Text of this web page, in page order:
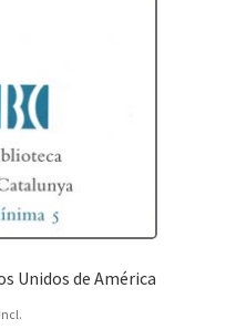
Unidos de América